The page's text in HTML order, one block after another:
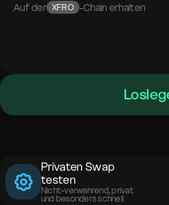
Auf der XFRO -Chain erhalten
Privaten Swap
testen
Nicht-verwahrend, privat
und besonders schnell